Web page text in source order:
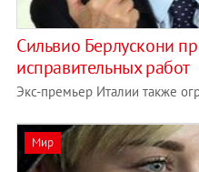
Сильвио Берлускони
исправительных работ
Экс-премьер Италии также
Мир